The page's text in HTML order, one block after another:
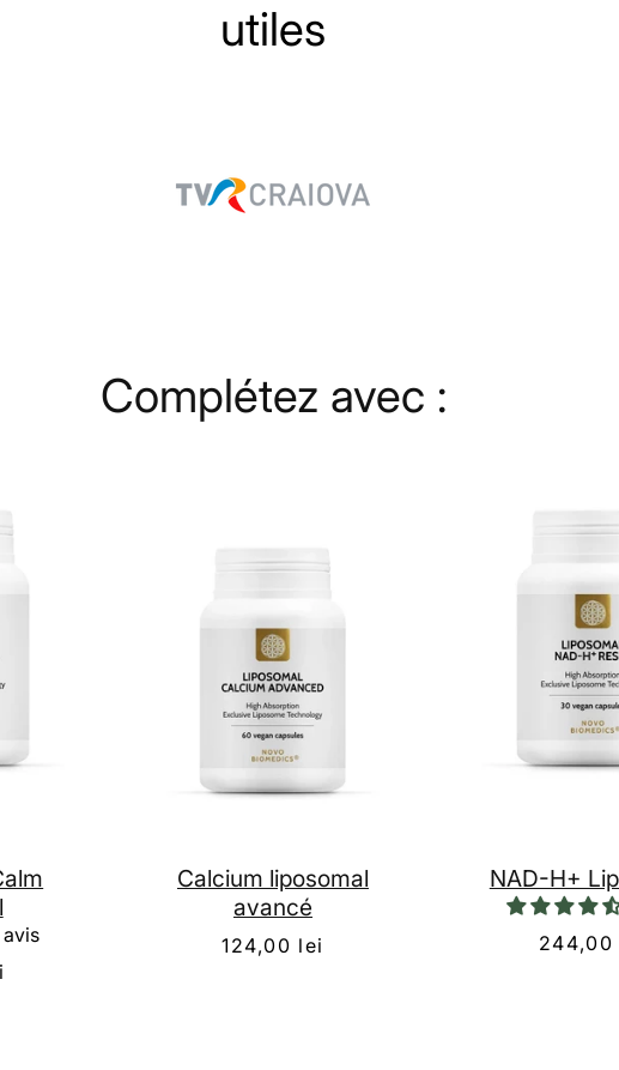
utiles
Complétez avec :
avis
Calcium liposomal
avancé
124,00 lei
NAD-H+
244,00